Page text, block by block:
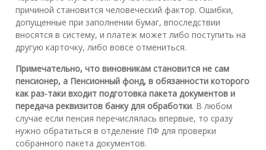
причиной становится человеческий фактор. Ошибки,
допущенные при заполнении бумаг, впоследствии
вносятся в систему, и платеж может либо поступить на
другую карточку, либо вовсе отмениться.
Примечательно, что виновникам становится не сам
пенсионер, а Пенсионный фонд, в обязанности которого
как раз-таки входит подготовка пакета документов и
передача реквизитов банку для обработки. В любом
случае если пенсия перечислялась впервые, то сразу
нужно обратиться в отделение ПФ для проверки
собранного пакета документов.